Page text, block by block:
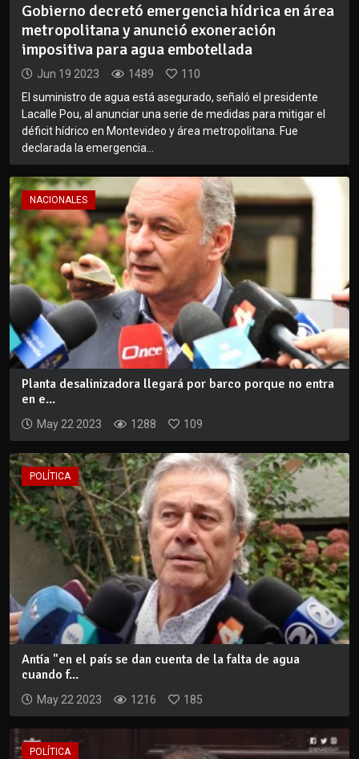
Gobierno decretó emergencia hídrica en área
metropolitana y anunció exoneración
impositiva para agua embotellada
Jun 19 2023 1489
110
El suministro de agua está asegurado, señaló el presidente
Lacalle Pou, al anunciar una serie de medidas para mitigar el
déficit hídrico en Montevideo y área metropolitana. Fue
declarada la emergencia...
NACIONALES
Planta desalinizadora llegará por barco porque no entra
en e...
May 22 2023 1288 109
POLÍTICA
Antía "en el país se dan cuenta de la falta de agua
cuando f...
May 22 2023 1216 185
POLÍTICA